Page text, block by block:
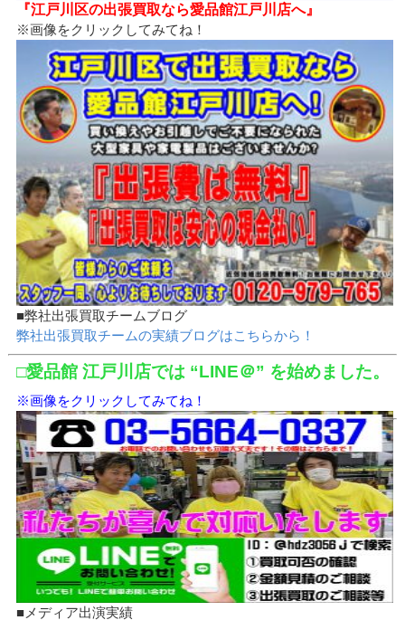
『江戸川区の出張買取なら愛品館江戸川店へ』
※画像をクリックしてみてね！
■弊社出張買取チームブログ
弊社出張買取チームの実績ブログはこちらから！
□愛品館 江戸川店では “LINE＠” を始めました。
※画像をクリックしてみてね！
■メディア出演実績